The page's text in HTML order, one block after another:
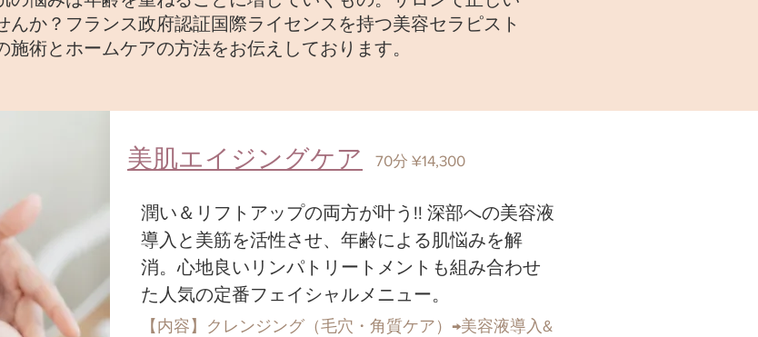
んか？フランス政府認証国際ライセンスを持つ美容セラピスト
術とホームケアの方法をお伝えしております。
​美肌エイジングケア ​70分 ¥14,300
潤い＆リフトアップの両方が叶う!! 深部への美容液
導入と美筋を活性させ、年齢による肌悩みを解
消。心地良いリンパトリートメントも組み合わせ
た人気の定番フェイシャル​メニュー。
【内容】クレンジング（毛穴・角質ケア） →美容液導入&